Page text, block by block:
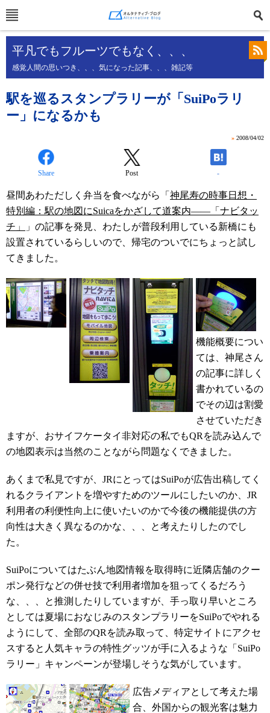
平凡でもフルーツでもなく、、、
感覚人間の思いつき、、、気になった記事、、、雑記等
駅を巡るスタンプラリーが「SuiPoラリ
ー」になるかも
» 2008/04/02
Share Post -
昼間あわただしく弁当を食べながら「 神尾寿の時事日想・
特別編：駅の地図にSuicaをかざして道案内――「ナビタッ
チ」
」の記事を発見、わたしが普段利用している新橋にも
設置されているらしいので、帰宅のついでにちょっと試し
てきました。
機能概要につい
ては、神尾さん
の記事に詳しく
書かれているの
でその辺は割愛
させていただき
ますが、おサイフケータイ非対応の私でもQRを読み込んで
の地図表示は当然のことながら問題なくできました。
あくまで私見ですが、JRにとってはSuiPoが広告出稿してく
れるクライアントを増やすためのツールにしたいのか、JR
利用者の利便性向上に使いたいのかで今後の機能提供の方
向性は大きく異なるのかな、、、と考えたりしたのでし
た。
SuiPoについてはたぶん地図情報を取得時に近隣店舗のクー
ポン発行などの併せ技で利用者増加を狙ってくるだろう
な、、、と推測したりしていますが、手っ取り早いところ
としては夏場におなじみのスタンプラリーをSuiPoでやれる
ようにして、全部のQRを読み取って、特定サイトにアクセ
スすると人気キャラの特性グッツが手に入るような「SuiPo
ラリー」キャンペーンが登場しそうな気がしています。
広告メディアとして考えた場
合、外国からの観光客は魅力